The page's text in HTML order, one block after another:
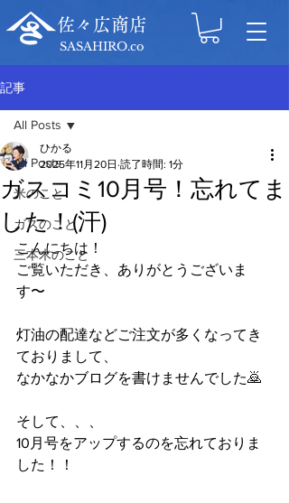
佐々広商店
SASAHIRO.co
記事
All Posts
米のこと
ガスのこと
三本木のこと
All Posts
ガスコミ10月号！忘れてま
した！(汗)
ひかる
2025年11月20日 読了時間: 1分
こんにちは！
ご覧いただき、ありがとうございま
す〜
灯油の配達などご注文が多くなってき
ておりまして、
なかなかブログを書けませんでした🙇
そして、、、
10月号をアップするのを忘れておりま
した！！